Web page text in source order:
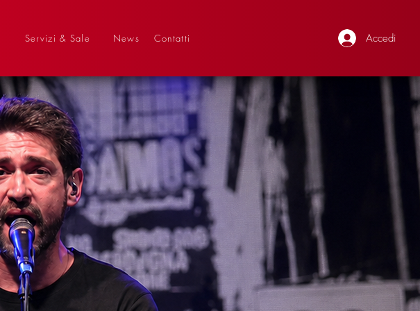
Accedi
Servizi & Sale News Contatti